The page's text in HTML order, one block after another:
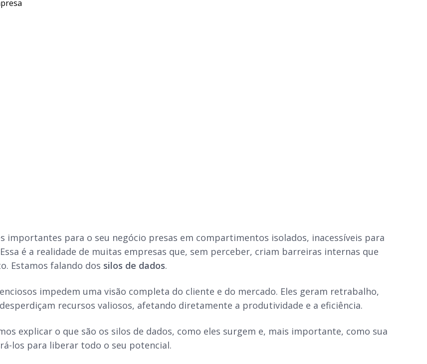
importantes para o seu negócio presas em compartimentos isolados, inacessíveis para
é a realidade de muitas empresas que, sem perceber, criam barreiras internas que
Estamos falando dos silos de dados.
impedem uma visão completa do cliente e do mercado. Eles geram retrabalho,
recursos valiosos, afetando diretamente a produtividade e a eficiência.
explicar o que são os silos de dados, como eles surgem e, mais importante, como sua
los para liberar todo o seu potencial.